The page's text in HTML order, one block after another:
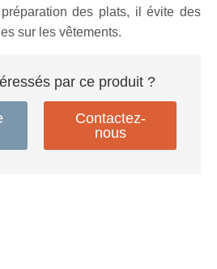
des plats, il évite des
sur les vêtements.
par ce produit ?
Contactez-
nous